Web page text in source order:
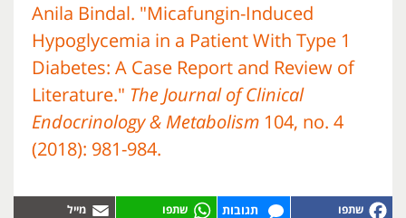
Anila Bindal. "Micafungin-Induced
Hypoglycemia in a Patient With Type 1
Diabetes: A Case Report and Review of
Literature." The Journal of Clinical
Endocrinology & Metabolism 104, no. 4
(2018): 981-984.
תגובות